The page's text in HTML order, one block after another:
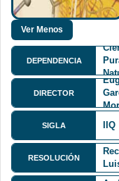
DEPENDENCIA
DIRECTOR
SIGLA IIQ
RESOLUCIÓN